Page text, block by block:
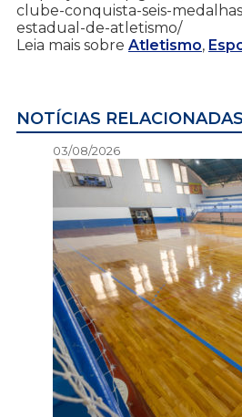
clube-conquista-seis-
estadual-de-atletismo/
Leia mais sobre Atletismo,
NOTÍCIAS RELACIONADAS
03/08/2026